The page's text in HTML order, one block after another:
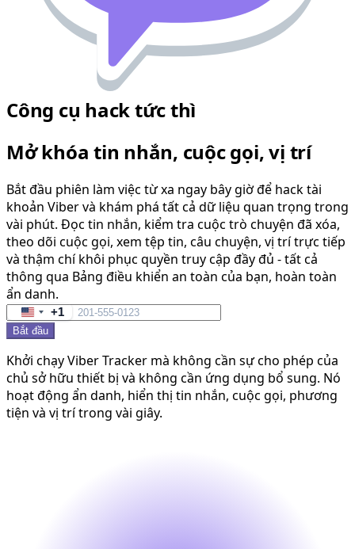
Công cụ hack tức thì
Mở khóa tin nhắn, cuộc gọi, vị trí
Bắt đầu phiên làm việc từ xa ngay bây giờ để hack tài
khoản Viber và khám phá tất cả dữ liệu quan trọng trong
vài phút. Đọc tin nhắn, kiểm tra cuộc trò chuyện đã xóa,
theo dõi cuộc gọi, xem tệp tin, câu chuyện, vị trí trực tiếp
và thậm chí khôi phục quyền truy cập đầy đủ - tất cả
thông qua Bảng điều khiển an toàn của bạn, hoàn toàn
ẩn danh.
United
States
+1
Bắt đầu
Khởi chạy Viber Tracker mà không cần sự cho phép của
chủ sở hữu thiết bị và không cần ứng dụng bổ sung. Nó
hoạt động ẩn danh, hiển thị tin nhắn, cuộc gọi, phương
tiện và vị trí trong vài giây.